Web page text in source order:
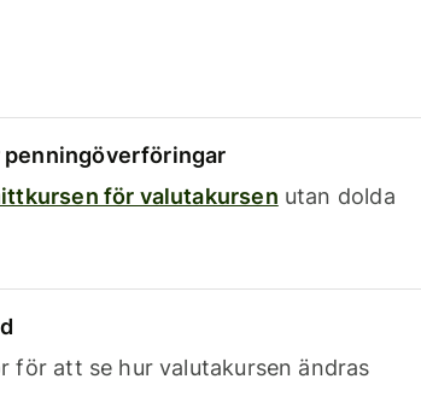
för valutakursen utan dolda
för att se hur valutakursen ändras